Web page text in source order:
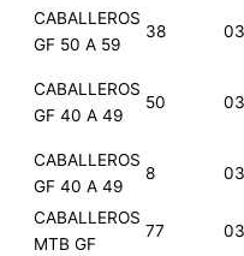
CABALLEROS
GF 50 A 59
38
CABALLEROS
GF 40 A 49
50
CABALLEROS
GF 40 A 49
8
CABALLEROS
MTB GF
77